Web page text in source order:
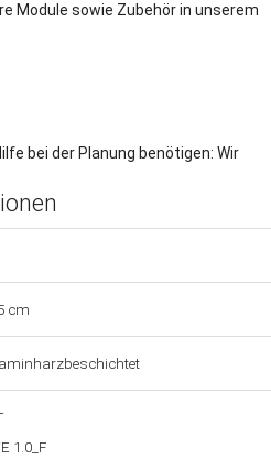
Module sowie Zubehör in unserem
bei der Planung benötigen: Wir
cm
1.0_F